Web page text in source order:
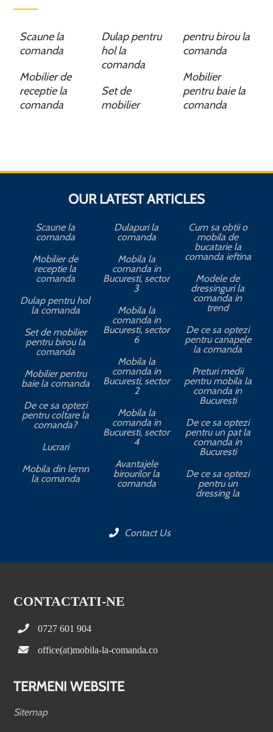
Scaune la
comanda
Mobilier de
receptie la
comanda
Dulap pentru
hol la
comanda
Set de
mobilier
pentru birou la
comanda
Mobilier
pentru baie la
comanda
OUR LATEST ARTICLES
Scaune la
comanda
Mobilier de
receptie la
comanda
Dulap pentru hol
la comanda
Set de mobilier
pentru birou la
comanda
Mobilier pentru
baie la comanda
De ce sa optezi
pentru coltare la
comanda?
Lucrari
Mobila din lemn
la comanda
Dulapuri la
comanda
Mobila la
comanda in
Bucuresti, sector
3
Mobila la
comanda in
Bucuresti, sector
6
Mobila la
comanda in
Bucuresti, sector
2
Mobila la
comanda in
Bucuresti, sector
4
Avantajele
birourilor la
comanda
Cum sa obtii o
mobila de
bucatarie la
comanda ieftina
Modele de
dressinguri la
comanda in
trend
De ce sa optezi
pentru canapele
la comanda
Preturi medii
pentru mobila la
comanda in
Bucuresti
De ce sa optezi
pentru un pat la
comanda in
Bucuresti
De ce sa optezi
pentru un
dressing la
Contact Us
CONTACTATI-NE
0727 601 904
office(at)mobila-la-comanda.co
TERMENI WEBSITE
Sitemap